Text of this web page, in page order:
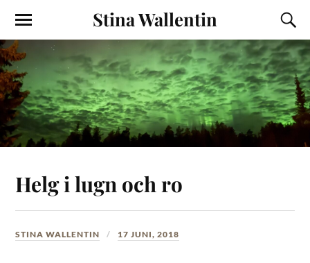
Stina Wallentin
Helg i lugn och ro
STINA WALLENTIN 17 JUNI, 2018